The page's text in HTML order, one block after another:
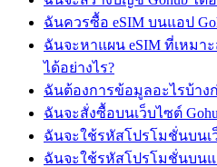
ฉันควรซื้อ eSIM บนแอป
ฉันจะหาแผน eSIM ที่เหม
ได้อย่างไร?
ฉันต้องการข้อมูลอะไรบ้าง
ฉันจะสั่งซื้อบนเว็บไซต์
ฉันจะใช้รหัสโปรโมชั่นบนเ
ฉันจะใช้รหัสโปรโมชั่นบนแ